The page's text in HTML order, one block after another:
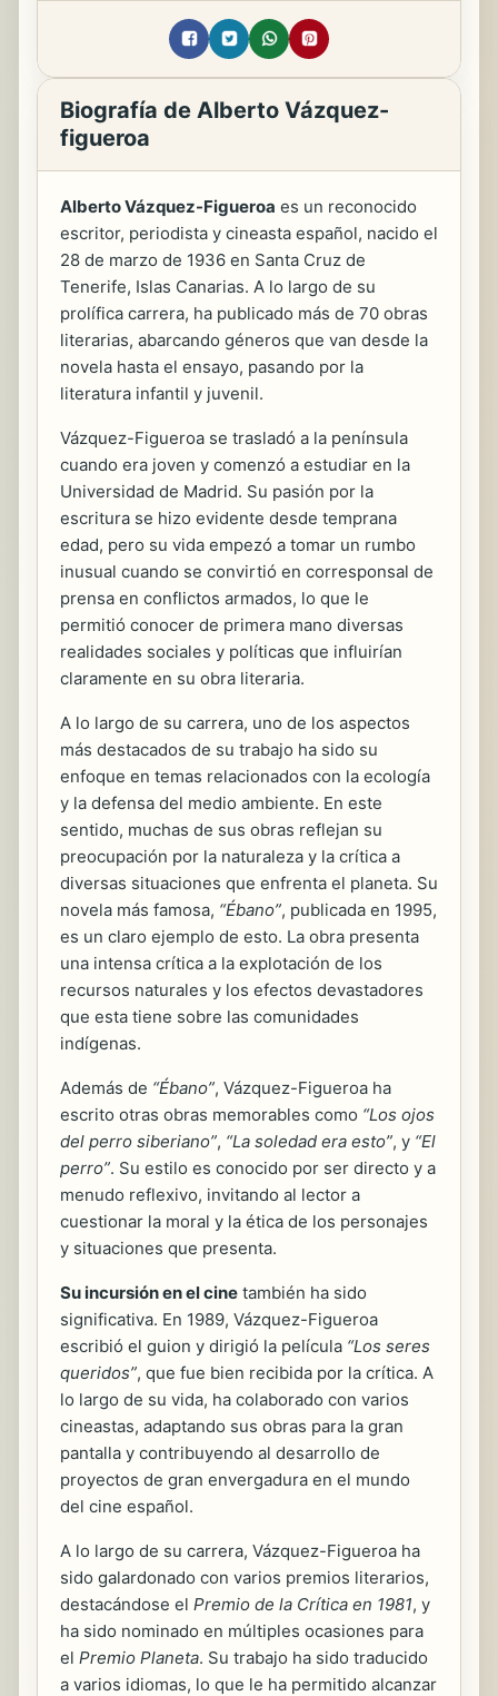
Biografía de Alberto Vázquez-
figueroa
Alberto Vázquez-Figueroa es un reconocido
escritor, periodista y cineasta español, nacido el
28 de marzo de 1936 en Santa Cruz de
Tenerife, Islas Canarias. A lo largo de su
prolífica carrera, ha publicado más de 70 obras
literarias, abarcando géneros que van desde la
novela hasta el ensayo, pasando por la
literatura infantil y juvenil.
Vázquez-Figueroa se trasladó a la península
cuando era joven y comenzó a estudiar en la
Universidad de Madrid. Su pasión por la
escritura se hizo evidente desde temprana
edad, pero su vida empezó a tomar un rumbo
inusual cuando se convirtió en corresponsal de
prensa en conflictos armados, lo que le
permitió conocer de primera mano diversas
realidades sociales y políticas que influirían
claramente en su obra literaria.
A lo largo de su carrera, uno de los aspectos
más destacados de su trabajo ha sido su
enfoque en temas relacionados con la ecología
y la defensa del medio ambiente. En este
sentido, muchas de sus obras reflejan su
preocupación por la naturaleza y la crítica a
diversas situaciones que enfrenta el planeta. Su
novela más famosa, “Ébano”, publicada en 1995,
es un claro ejemplo de esto. La obra presenta
una intensa crítica a la explotación de los
recursos naturales y los efectos devastadores
que esta tiene sobre las comunidades
indígenas.
Además de “Ébano”, Vázquez-Figueroa ha
escrito otras obras memorables como “Los ojos
del perro siberiano”, “La soledad era esto”, y “El
perro”. Su estilo es conocido por ser directo y a
menudo reflexivo, invitando al lector a
cuestionar la moral y la ética de los personajes
y situaciones que presenta.
Su incursión en el cine también ha sido
significativa. En 1989, Vázquez-Figueroa
escribió el guion y dirigió la película “Los seres
queridos”, que fue bien recibida por la crítica. A
lo largo de su vida, ha colaborado con varios
cineastas, adaptando sus obras para la gran
pantalla y contribuyendo al desarrollo de
proyectos de gran envergadura en el mundo
del cine español.
A lo largo de su carrera, Vázquez-Figueroa ha
sido galardonado con varios premios literarios,
destacándose el Premio de la Crítica en 1981, y
ha sido nominado en múltiples ocasiones para
el Premio Planeta. Su trabajo ha sido traducido
a varios idiomas, lo que le ha permitido alcanzar